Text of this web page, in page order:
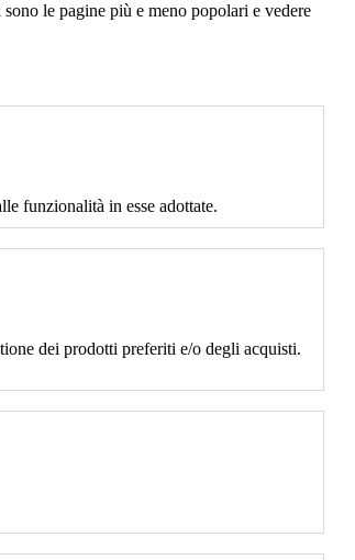
le pagine più e meno popolari e vedere
funzionalità in esse adottate.
dei prodotti preferiti e/o degli acquisti.